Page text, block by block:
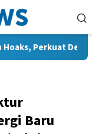
Demokrasi
Baru